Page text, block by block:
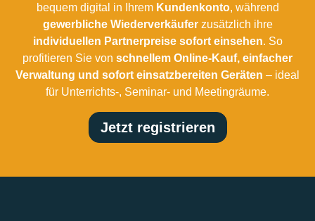
bequem digital in Ihrem Kundenkonto, während
gewerbliche Wiederverkäuferzusätzlich ihre
individuellen Partnerpreise sofort einsehen. So
profitieren Sie von schnellem Online-Kauf, einfacher
Verwaltung und sofort einsatzbereiten Geräten – ideal
für Unterrichts-, Seminar- und Meetingräume.
Jetzt registrieren